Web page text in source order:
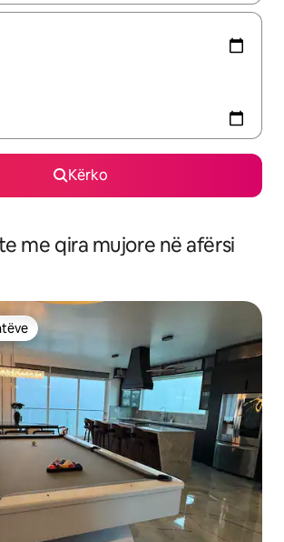
Kërko
me qira mujore në afërsi